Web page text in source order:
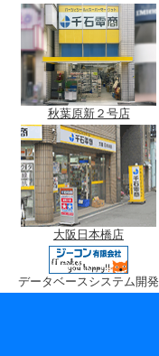
秋葉原新２号店
大阪日本橋店
データベースシステム開発